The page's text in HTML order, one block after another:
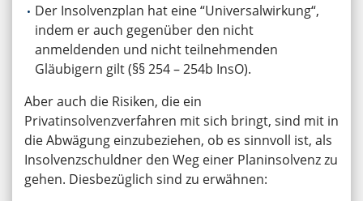
Der Insolvenzplan hat eine “Universalwirkung“,
indem er auch gegenüber den nicht
anmeldenden und nicht teilnehmenden
Gläubigern gilt (§§ 254 – 254b InsO).
Aber auch die Risiken, die ein
Privatinsolvenzverfahren mit sich bringt, sind mit in
die Abwägung einzubeziehen, ob es sinnvoll ist, als
Insolvenzschuldner den Weg einer Planinsolvenz zu
gehen. Diesbezüglich sind zu erwähnen: